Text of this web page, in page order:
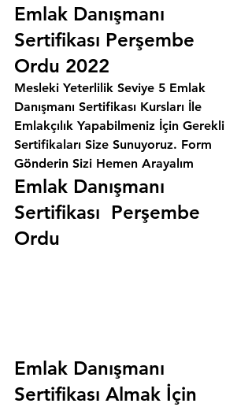
Emlak Danışmanı
Sertifikası Perşembe
Ordu 2022
Mesleki Yeterlilik Seviye 5 Emlak
Danışmanı Sertifikası Kursları İle
Emlakçılık Yapabilmeniz İçin Gerekli
Sertifikaları Size Sunuyoruz. Form
Gönderin Sizi Hemen Arayalım
Emlak Danışmanı
Sertifikası  Perşembe
Ordu
Emlak Danışmanı
Sertifikası Almak İçin